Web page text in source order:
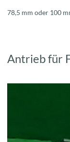
78,5 mm oder 100
Antrieb für